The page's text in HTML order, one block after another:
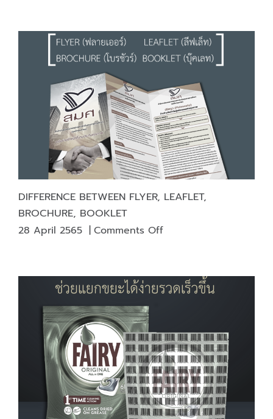
to
talk
to
designer
(DESIGNER)
DIFFERENCE BETWEEN FLYER, LEAFLET,
BROCHURE, BOOKLET
28 April 2565 | Comments Offon
FLYER,
LEAFLET,